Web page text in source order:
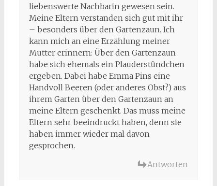
liebenswerte Nachbarin gewesen sein.
Meine Eltern verstanden sich gut mit ihr
– besonders über den Gartenzaun. Ich
kann mich an eine Erzählung meiner
Mutter erinnern: Über den Gartenzaun
habe sich ehemals ein Plauderstündchen
ergeben. Dabei habe Emma Pins eine
Handvoll Beeren (oder anderes Obst?) aus
ihrem Garten über den Gartenzaun an
meine Eltern geschenkt. Das muss meine
Eltern sehr beeindruckt haben, denn sie
haben immer wieder mal davon
gesprochen.
Antworten